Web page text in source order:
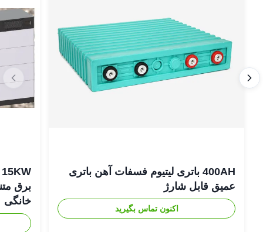
400AH باتری لیتیوم فسفات آهن باتری
عمیق قابل شارژ
اکنون تماس بگیرید
برق
خانگی